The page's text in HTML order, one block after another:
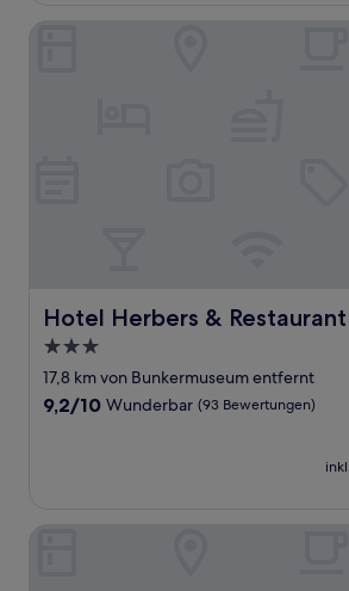
Hotel Herbers &
Hotel Herbers & RestaurantLeon
3.0-
Sterne-
Unterkunft
17,8 km von Bunkermuseum entfernt
9.2
9,2/10 Wunderbar (93 Bewertungen)